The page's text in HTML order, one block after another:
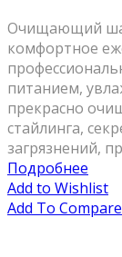
Очищающий
комфортное
питанием,
прекрасно
стайлинга,
загрязнений,
Подробнее
Add to Wishlist
Add To Compare